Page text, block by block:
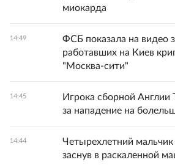
миокарда
14:49
ФСБ показала на видео
работавших на Киев
"Москва-сити"
14:45
Игрока сборной Англии
за нападение на
14:44
Четырехлетний мальчик
заснув в раскаленной